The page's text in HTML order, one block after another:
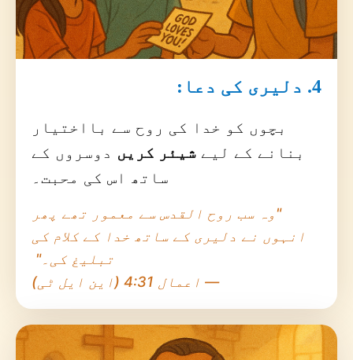
4. دلیری کی دعا:
بچوں کو خدا کی روح سے بااختیار
بنانے کے لیے شیئر کریں دوسروں کے
ساتھ اس کی محبت۔
"وہ سب روح القدس سے معمور تھے پھر
انہوں نے دلیری کے ساتھ خدا کے کلام کی
تبلیغ کی۔"
— اعمال 4:31 (این ایل ٹی)